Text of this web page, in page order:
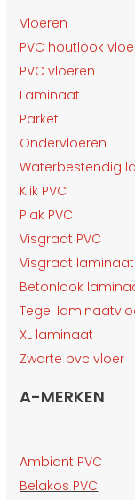
Vloeren
PVC houtlook
PVC vloeren
Laminaat
Parket
Ondervloeren
Waterbestendig
Klik PVC
Plak PVC
Visgraat PVC
Visgraat laminaat
Betonlook
Tegel
XL laminaat
Zwarte pvc vloer
A-MERKEN
Ambiant PVC
Belakos PVC